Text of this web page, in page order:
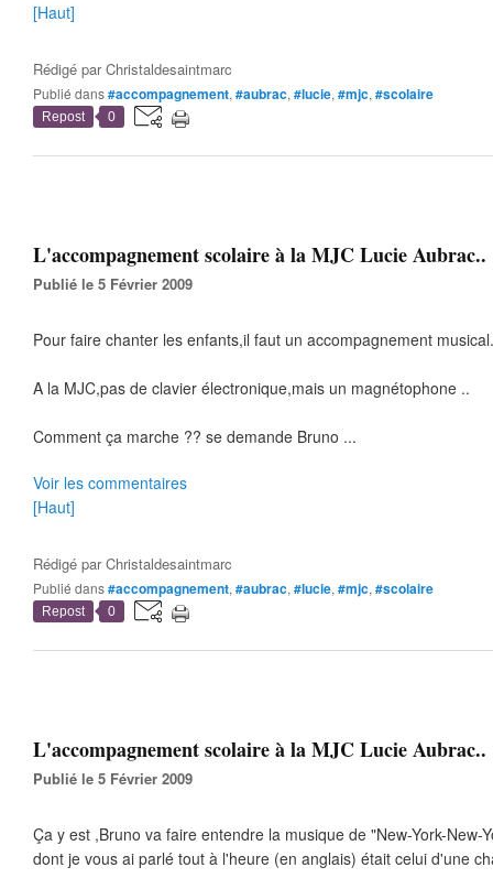
[Haut]
Rédigé parChristaldesaintmarc
Publié dans#accompagnement, #aubrac, #lucie, #mjc, #scolaire
Repost 0
L'accompagnement scolaire à la MJC Lucie Aubrac..
Publié le 5 Février 2009
Pour faire chanter les enfants,il faut un accompagnement
A la MJC,pas de clavier électronique,mais un magnétophone ..
Comment ça marche ?? se demande Bruno ...
Voir les commentaires
[Haut]
Rédigé parChristaldesaintmarc
Publié dans#accompagnement, #aubrac, #lucie, #mjc, #scolaire
Repost 0
L'accompagnement scolaire à la MJC Lucie Aubrac..
Publié le 5 Février 2009
Ça y est ,Bruno va faire entendre la musique de "New-York-New-
dont je vous ai parlé tout à l'heure (en anglais) était celui d'une